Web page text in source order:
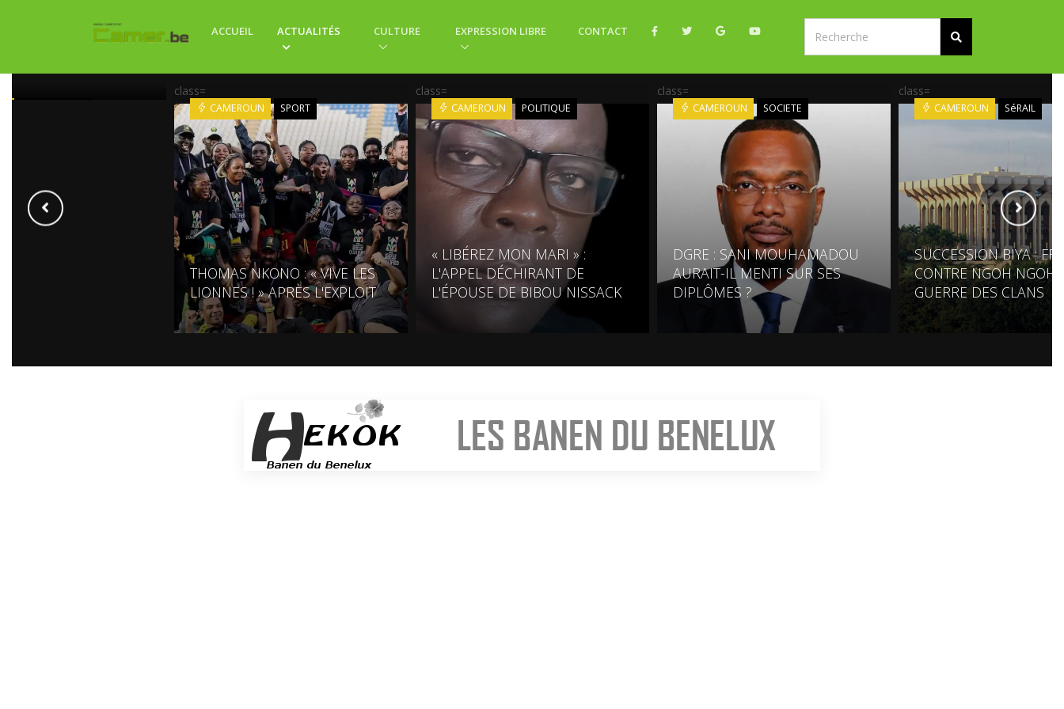
ACCUEIL ACTUALITÉS CULTURE EXPRESSION LIBRE CONTACT
ET PROXIMITE
class=
CAMEROUN SPORT
THOMAS NKONO : « VIVE LES
LIONNES ! » APRÈS L'EXPLOIT
class=
CAMEROUN POLITIQUE
« LIBÉREZ MON MARI » :
L'APPEL DÉCHIRANT DE
L'ÉPOUSE DE BIBOU NISSACK
class=
CAMEROUN SOCIETE
DGRE : SANI MOUHAMADOU
AURAIT-IL MENTI SUR SES
DIPLÔMES ?
class=
CAMEROUN SéRAIL
SUCCESSION BIYA :
CONTRE NGOH NGOH,
GUERRE DES CLANS